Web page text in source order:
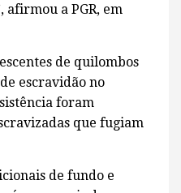
afirmou a PGR, em
de quilombos
escravidão no
foram
que fugiam
de fundo e